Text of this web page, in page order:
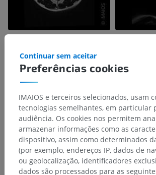
Preferências cookies
Continuar sem aceitar
IMAIOS e terceiros selecionados, usam
tecnologias semelhantes, em particular
audiência. Os cookies nos permitem
armazenar informações como as
dispositivo, assim como determinados
(por exemplo, endereços IP, dados de
ou geolocalização, identificadores
dados são processados para as